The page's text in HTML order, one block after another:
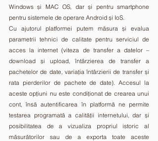
Windows și MAC OS, dar și pentru smartphone
pentru sistemele de operare Android și IoS.
Cu ajutorul platformei putem măsura și evalua
parametrii tehnici de calitate pentru serviciul de
acces la internet (viteza de transfer a datelor –
download și upload, întârzierea de transfer a
pachetelor de date, variația întârzierii de transfer și
rata pierderilor de pachete de date). Accesul la
aceste opțiuni nu este condiționat de crearea unui
cont, însă autentificarea în platformă ne permite
testarea programată a calității internetului, dar și
posibilitatea de a vizualiza propriul istoric al
măsurătorilor sau de a exporta toate aceste